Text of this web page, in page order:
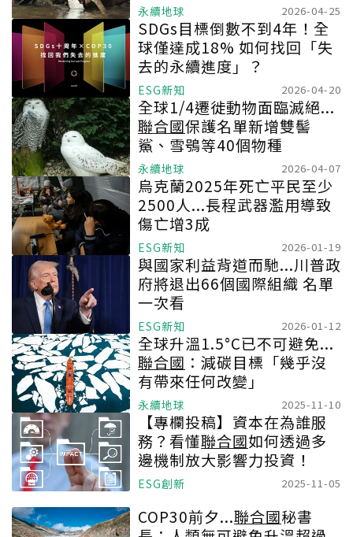
永續地球 2026-04-25
SDGs目標倒數不到4年！全
球僅達成18% 如何找回「失
去的永續進度」？
ESG新知 2026-04-20
全球1/4遷徙動物面臨滅絕...
聯合國保護名單新增雙髻
鯊、雪鴞等40個物種
永續地球 2026-04-07
烏克蘭2025年死亡平民至少
2500人...長程武器濫用導致
傷亡增3成
ESG新知 2026-01-19
與國家利益背道而馳...川普政
府將退出66個國際組織 名單
一次看
ESG新知 2026-01-12
全球升溫1.5°C已不可避免...
聯合國 ：減碳目標「幾乎沒
有帶來任何改變」
永續地球 2025-11-10
【專欄投稿】資本在為誰服
務？看懂聯合國如何透過多
邊機制放大影響力投資！
ESG創新 2025-11-05
COP30前夕...聯合國秘書